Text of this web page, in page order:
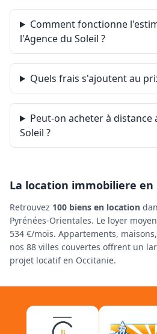
Comment fonctionne
l'Agence du Soleil ?
Quels frais s'ajoutent au
Peut-on acheter à distance
Soleil ?
La location immobiliere en
Retrouvez 100 biens en location
Pyrénées-Orientales. Le loyer
534 €/mois. Appartements,
nos 88 villes couvertes offrent un
projet locatif en Occitanie.